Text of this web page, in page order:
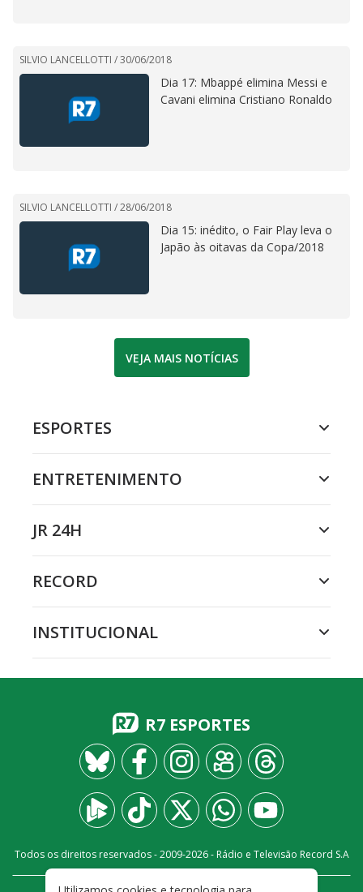
SILVIO LANCELLOTTI /30/06/2018
Dia 17: Mbappé elimina Messi e
Cavani elimina Cristiano Ronaldo
SILVIO LANCELLOTTI /28/06/2018
Dia 15: inédito, o Fair Play leva o
Japão às oitavas da Copa/2018
VEJA MAIS NOTÍCIAS
ESPORTES
ENTRETENIMENTO
JR 24H
RECORD
INSTITUCIONAL
R7 ESPORTES
Todos os direitos reservados - 2009-2026- Rádio e Televisão Record S.A